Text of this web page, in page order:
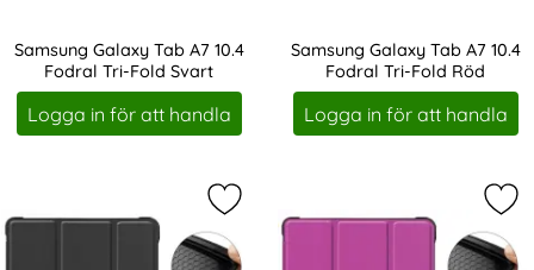
Samsung Galaxy Tab A7 10.4
Fodral Tri-Fold Svart
Art. nr 16831
Logga in för att handla
Samsung Galaxy Tab A7 10.4
Fodral Tri-Fold Röd
Art. nr 16833
Logga in för att handla
Markera samsung Galaxy Tab A7